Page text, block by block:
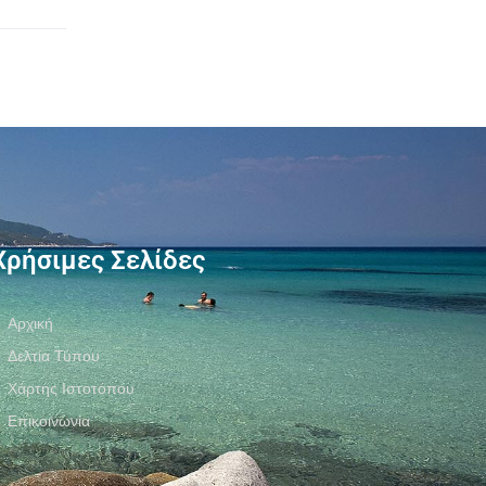
Σελίδες
Αρχική
Δελτία Τύπου
Χάρτης Ιστοτόπου
Επικοινωνία